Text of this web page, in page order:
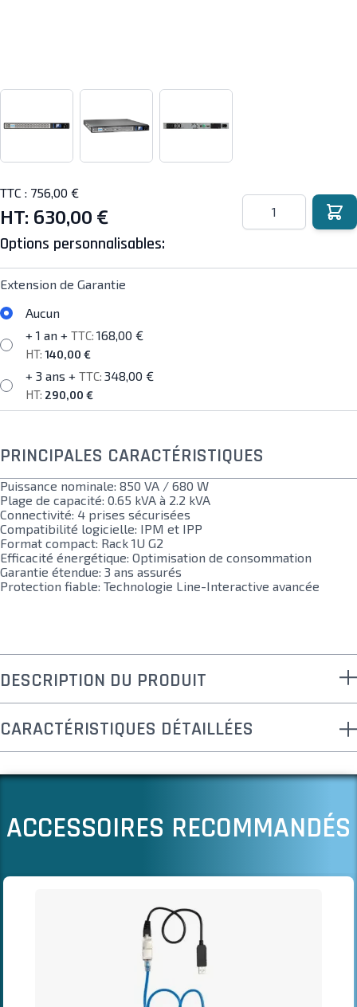
TTC : 756,00 €
HT: 630,00 €
Quantité
Options personnalisables:
Extension de Garantie
Aucun
+ 1 an + 168,00 €
140,00 €
+ 3 ans + 348,00 €
290,00 €
PRINCIPALES CARACTÉRISTIQUES
Puissance nominale: 850 VA / 680 W
Plage de capacité: 0.65 kVA à 2.2 kVA
Connectivité: 4 prises sécurisées
Compatibilité logicielle: IPM et IPP
Format compact: Rack 1U G2
Efficacité énergétique: Optimisation de consommation
Garantie étendue: 3 ans assurés
Protection fiable: Technologie Line-Interactive avancée
DESCRIPTION DU PRODUIT
CARACTÉRISTIQUES DÉTAILLÉES
ACCESSOIRES RECOMMANDÉS
Il est possible de naviguer entre les éléments du carrousel à
Cliquer pour passer le carrousel
Cliquer pour accéder à la navigation en carrousel